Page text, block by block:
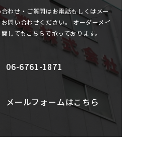
わせ・ご質問はお電話もしくはメー
問い合わせください。 オーダーメイ
してもこちらで承っております。
06-6761-1871
メールフォームはこちら